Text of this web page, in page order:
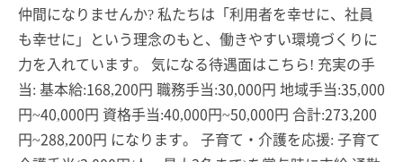
仲間になりませんか? 私たちは「利用者を幸せに、社員
も幸せに」という理念のもと、働きやすい環境づくりに
力を入れています。 気になる待遇面はこちら! 充実の手
当: 基本給:168,200円 職務手当:30,000円 地域手当:35,000
円~40,000円 資格手当:40,000円~50,000円 合計:273,200
円~288,200円 になります。 子育て・介護を応援: 子育て